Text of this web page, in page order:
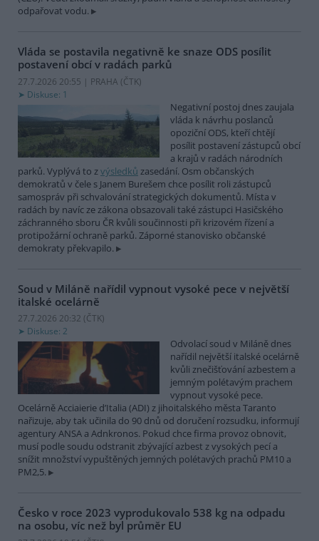
odpařovat vodu.
Vláda se postavila negativně ke snaze ODS posílit
postavení obcí v radách parků
27.7.2026 20:55 | PRAHA (ČTK)
Diskuse: 1
Negativní postoj dnes zaujala
vláda k návrhu poslanců
opoziční ODS, kteří chtějí
posílit postavení zástupců obcí
a krajů v radách národních
parků. Vyplývá to zvýsledků zasedání. Osm občanských
demokratů v čele s Janem Burešem chce posílit roli zástupců
samospráv při schvalování strategických dokumentů. Místa v
radách by navíc ze zákona obsazovali také zástupci Hasičského
záchranného sboru ČR kvůli součinnosti při krizovém řízení a
protipožární ochraně parků. Záporné stanovisko občanské
demokraty překvapilo.
Soud v Miláně nařídil vypnout vysoké pece v největší
italské ocelárně
27.7.2026 20:32 (ČTK)
Diskuse: 2
Odvolací soud v Miláně dnes
nařídil největší italské ocelárně
kvůli znečišťování azbestem a
jemným polétavým prachem
vypnout vysoké pece.
Ocelárně Acciaierie d’Italia (ADI) z jihoitalského města Taranto
nařizuje, aby tak učinila do 90 dnů od doručení rozsudku, informují
agentury ANSA a Adnkronos. Pokud chce firma provoz obnovit,
musí podle soudu odstranit zbývající azbest z vysokých pecí a
snížit množství vypuštěných jemných polétavých prachů PM10 a
PM2,5.
Česko v roce 2023 vyprodukovalo 538 kg na odpadu
na osobu, víc než byl průměr EU